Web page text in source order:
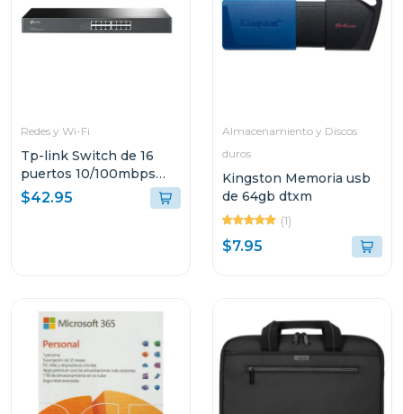
Redes y Wi-Fi
Tp-link Switch de 16
puertos 10/100mbps
para montaje en rack
tlsf10
$42.95
Almacenamiento y Discos
duros
Kingston Memoria usb
de 64gb dtxm
(1)
$7.95